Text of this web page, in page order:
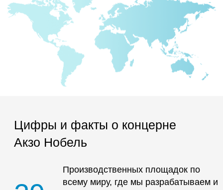
Наши преимущества
Экологическая безопасность
Превосходные
эксплуатационные св-ва
Гибкость сотрудничества